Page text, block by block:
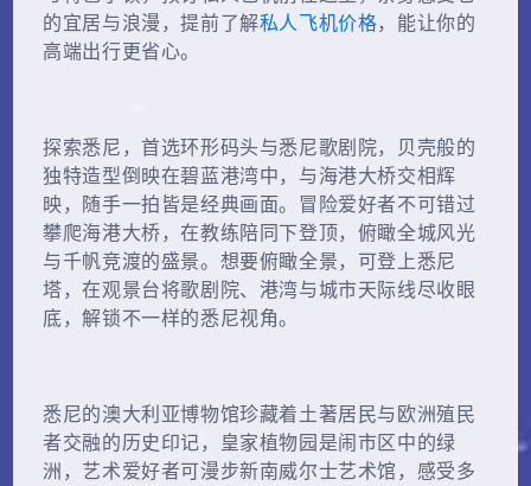
的宜居与浪漫，提前了解私人飞机价格，能让你的
高端出行更省心。
探索悉尼，首选环形码头与悉尼歌剧院，贝壳般的
独特造型倒映在碧蓝港湾中，与海港大桥交相辉
映，随手一拍皆是经典画面。冒险爱好者不可错过
攀爬海港大桥，在教练陪同下登顶，俯瞰全城风光
与千帆竞渡的盛景。想要俯瞰全景，可登上悉尼
塔，在观景台将歌剧院、港湾与城市天际线尽收眼
底，解锁不一样的悉尼视角。
悉尼的澳大利亚博物馆珍藏着土著居民与欧洲殖民
者交融的历史印记，皇家植物园是闹市区中的绿
洲，艺术爱好者可漫步新南威尔士艺术馆，感受多